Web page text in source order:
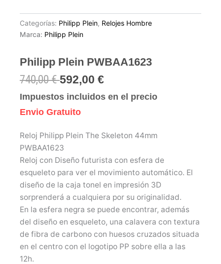
Categorías: Philipp Plein, Relojes Hombre
Marca: Philipp Plein
Philipp Plein PWBAA1623
740,00€592,00 €
Impuestos incluidos en el precio
Envio Gratuito
Reloj Philipp Plein The Skeleton 44mm
PWBAA1623
Reloj con Diseño futurista con esfera de
esqueleto para ver el movimiento automático. El
diseño de la caja tonel en impresión 3D
sorprenderá a cualquiera por su originalidad.
En la esfera negra se puede encontrar, además
del diseño en esqueleto, una calavera con textura
de fibra de carbono con huesos cruzados situada
en el centro con el logotipo PP sobre ella a las
12h.